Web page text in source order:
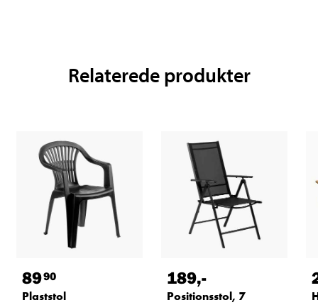
Relaterede produkter
8990
Plaststol
189,-
Positionsstol, 7